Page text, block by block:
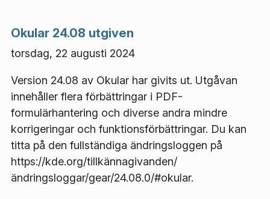
Okular 24.08 utgiven
torsdag, 22 augusti 2024
Version 24.08 av Okular har givits ut. Utgåvan
innehåller flera förbättringar i PDF-
formulärhantering och diverse andra mindre
korrigeringar och funktionsförbättringar. Du kan
titta på den fullständiga ändringsloggen på
https://kde.org/tillkännagivanden/
ändringsloggar/gear/24.08.0/#okular.